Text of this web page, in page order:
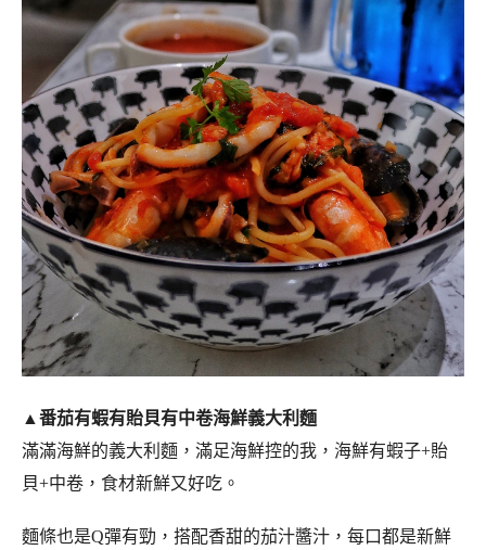
▲番茄有蝦有貽貝有中卷海鮮義大利麵
滿滿海鮮的義大利麵，滿足海鮮控的我，海鮮有蝦子+貽
貝+中卷，食材新鮮又好吃。
麵條也是Q彈有勁，搭配香甜的茄汁醬汁，每口都是新鮮